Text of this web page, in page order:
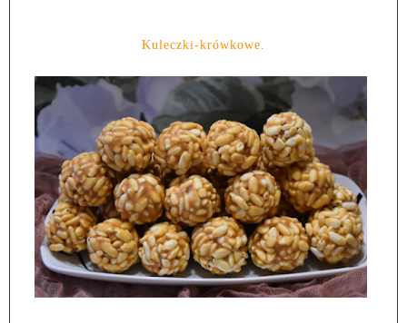
Kuleczki-krówkowe.